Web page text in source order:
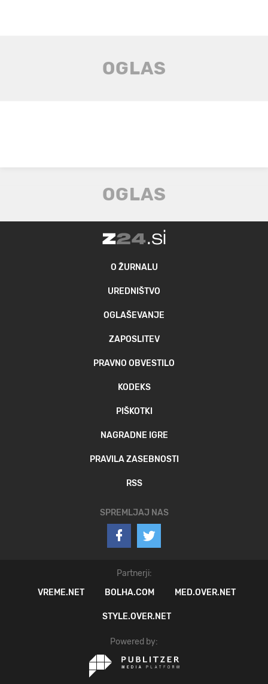
O ŽURNALU
UREDNIŠTVO
OGLAŠEVANJE
ZAPOSLITEV
PRAVNO OBVESTILO
KODEKS
PIŠKOTKI
NAGRADNE IGRE
PRAVILA ZASEBNOSTI
RSS
SPREMLJAJ NAS
Partnerji:
VREME.NET
BOLHA.COM MED.OVER.NET
STYLE.OVER.NET
Powered by: